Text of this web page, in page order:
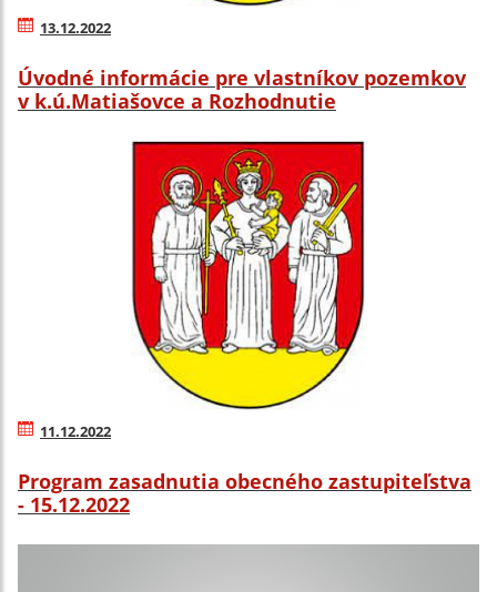
13.12.2022
Úvodné informácie pre vlastníkov pozemkov
v k.ú.Matiašovce a Rozhodnutie
11.12.2022
Program zasadnutia obecného zastupiteľstva
- 15.12.2022